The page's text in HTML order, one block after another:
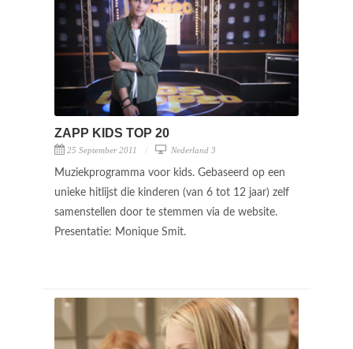
ZAPP KIDS TOP 20
25 September 2011 Nederland 3
Muziekprogramma voor kids. Gebaseerd op een
unieke hitlijst die kinderen (van 6 tot 12 jaar) zelf
samenstellen door te stemmen via de website.
Presentatie: Monique Smit.